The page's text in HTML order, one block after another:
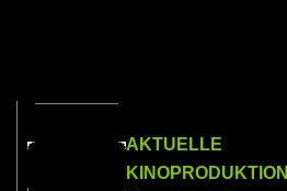
AKTUELLE
KINOPRODUKTION